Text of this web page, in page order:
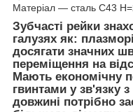
Матеріал ― сталь С43
Зубчасті рейки
галузях як:
досягати значних
переміщення на
Мають економічну
гвинтами у зв'язку
довжині потрібно